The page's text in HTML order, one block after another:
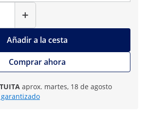
+
Añadir a la cesta
Comprar ahora
aprox. martes, 18 de agosto